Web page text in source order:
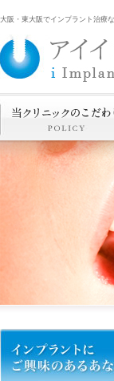
大阪・東大阪でインプラント治療